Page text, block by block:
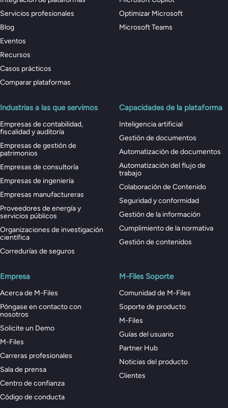
Servicios profesionales
Blog
Eventos
Recursos
Casos prácticos
Comparar plataformas
Optimizar Microsoft
Microsoft Teams
Industrias a las que servimos
Empresas de contabilidad,
fiscalidad y auditoría
Empresas de gestión de
patrimonios
Empresas de consultoría
Empresas de ingeniería
Empresas manufactureras
Proveedores de energía y
servicios públicos
Organizaciones de investigación
científica
Corredurías de seguros
Capacidades de la plataforma
Inteligencia artificial
Gestión de documentos
Automatización de documentos
Automatización del flujo de
trabajo
Colaboración de Contenido
Seguridad y conformidad
Gestión de la información
Cumplimiento de la normativa
Gestión de contenidos
Empresa
Acerca de M-Files
Póngase en contacto con
nosotros
Solicite un Demo
M-Files
Carreras profesionales
Sala de prensa
Centro de confianza
Código de conducta
M-Files Soporte
Comunidad de M-Files
Soporte de producto
M-Files
Guías del usuario
Partner Hub
Noticias del producto
Clientes